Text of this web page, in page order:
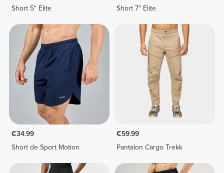
Short 5" Elite
Short 7" Elite
€34.99
Short de Sport Motion
€59.99
Pantalon Cargo Trekk